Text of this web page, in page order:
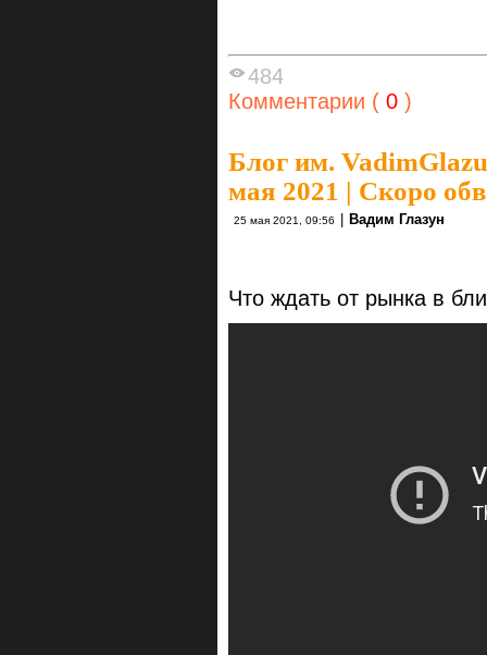
484
Комментарии ( 0 )
Блог им.
мая 2021 | Скоро
25 мая 2021, 09:56 Вадим Глазун
Что ждать от рынка в